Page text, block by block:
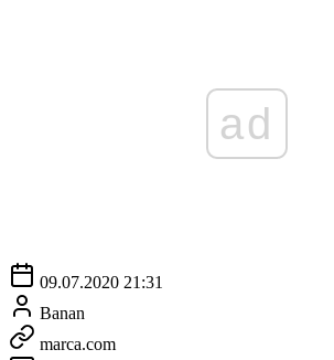
ad
09.07.2020 21:31
Banan
marca.com